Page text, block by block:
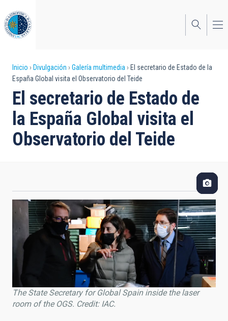
al
contenido
principal
Sobrescribir
enlaces
de
ayuda
a
Inicio Divulgación Galería multimedia
El secretario de Estado de la
España Global visita el Observatorio del Teide
El secretario de Estado de
la España Global visita el
Observatorio del Teide
The State Secretary for Global Spain inside the laser
room of the OGS. Credit: IAC.